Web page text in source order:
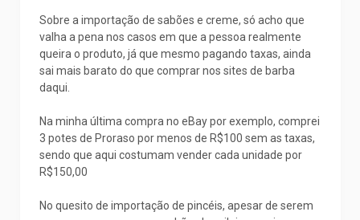
Sobre a importação de sabões e creme, só acho que
valha a pena nos casos em que a pessoa realmente
queira o produto, já que mesmo pagando taxas, ainda
sai mais barato do que comprar nos sites de barba
daqui.
Na minha última compra no eBay por exemplo, comprei
3 potes de Proraso por menos de R$100 sem as taxas,
sendo que aqui costumam vender cada unidade por
R$150,00
No quesito de importação de pincéis, apesar de serem